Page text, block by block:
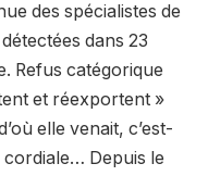
des spécialistes de
dans 23
Refus catégorique
et réexportent »
elle venait, c’est-
cordiale… Depuis le